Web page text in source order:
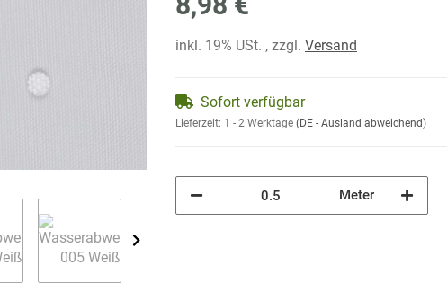
inkl. 19% USt. , zzgl. Versand
Sofort verfügbar
Lieferzeit: 1 - 2 Werktage (DE - Ausland abweichend)
Meter